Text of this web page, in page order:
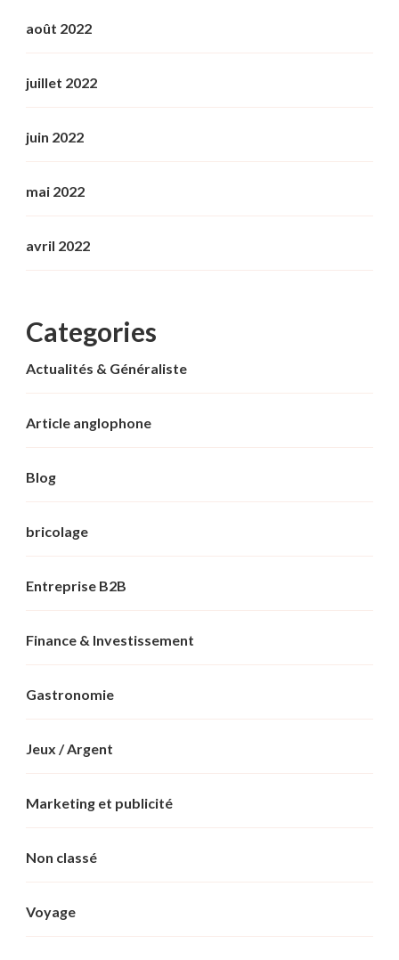
août 2022
juillet 2022
juin 2022
mai 2022
avril 2022
Categories
Actualités & Généraliste
Article anglophone
Blog
bricolage
Entreprise B2B
Finance & Investissement
Gastronomie
Jeux / Argent
Marketing et publicité
Non classé
Voyage